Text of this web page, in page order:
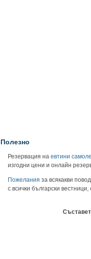
Полезно
Резервация на евтини
изгодни цени и онлайн
Пожелания за всякакви
с всички български